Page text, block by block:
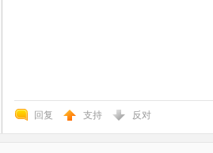
回复 支持 反对